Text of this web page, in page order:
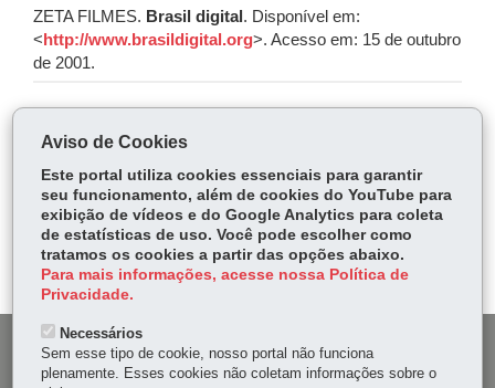
ZETA FILMES. Brasil digital . Disponível em:
< http://www.brasildigital.org>. Acesso em: 15 de outubro
de 2001.
ce
bo
ok
Tw
itt
er
ha
ts
Ap
p
Voltar Início Imprimir Baixar
DENUNCIE CORRUPÇÃO
Aviso de Cookies
Este portal utiliza cookies essenciais para garantir
seu funcionamento, além de cookies do YouTube para
exibição de vídeos e do Google Analytics para coleta
de estatísticas de uso. Você pode escolher como
tratamos os cookies a partir das opções abaixo.
Para mais informações, acesse nossa Política de
Privacidade.
Necessários
Sem esse tipo de cookie, nosso portal não funciona
plenamente. Esses cookies não coletam informações sobre o